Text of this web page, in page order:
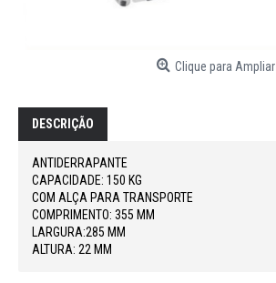
Clique para Ampliar
DESCRIÇÃO
ANTIDERRAPANTE
CAPACIDADE: 150 KG
COM ALÇA PARA TRANSPORTE
COMPRIMENTO: 355 MM
LARGURA:285 MM
ALTURA: 22 MM